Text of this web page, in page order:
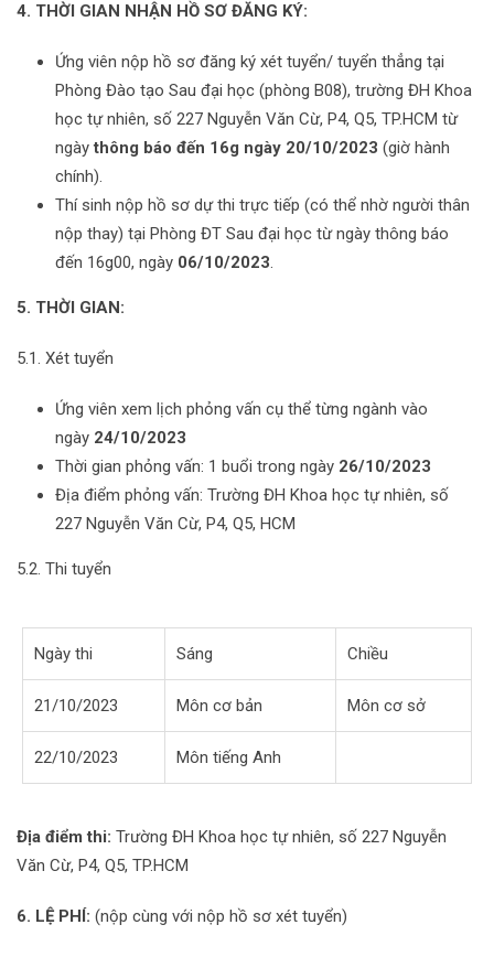
4. THỜI GIAN NHẬN HỒ SƠ ĐĂNG KÝ:
Ứng viên nộp hồ sơ đăng ký xét tuyển/ tuyển thẳng tại
Phòng Đào tạo Sau đại học (phòng B08), trường ĐH Khoa
học tự nhiên, số 227 Nguyễn Văn Cừ, P4, Q5, TP.HCM từ
ngàythông báo đến 16g ngày 20/10/2023 (giờ hành
chính).
Thí sinh nộp hồ sơ dự thi trực tiếp (có thể nhờ người thân
nộp thay) tại Phòng ĐT Sau đại học từ ngày thông báo
đến 16g00, ngày 06/10/2023.
5. THỜI GIAN:
5.1. Xét tuyển
Ứng viên xem lịch phỏng vấn cụ thể từng ngành vào
ngày 24/10/2023
Thời gian phỏng vấn: 1 buổi trong ngày 26/10/2023
Địa điểm phỏng vấn: Trường ĐH Khoa học tự nhiên, số
227 Nguyễn Văn Cừ, P4, Q5, HCM
5.2. Thi tuyển
Ngày thi Sáng Chiều
21/10/2023 Môn cơ bản Môn cơ sở
22/10/2023 Môn tiếng Anh
Địa điểm thi: Trường ĐH Khoa học tự nhiên, số 227 Nguyễn
Văn Cừ, P4, Q5, TP.HCM
6. LỆ PHÍ: (nộp cùng với nộp hồ sơ xét tuyển)